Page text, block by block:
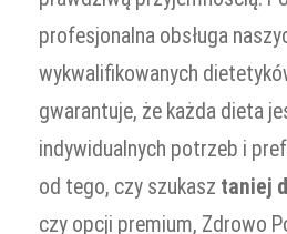
profesjonalna obsługa
wykwalifikowanych
gwarantuje, że każda dieta
indywidualnych potrzeb i
od tego, czy szukasz taniej
czy opcji premium, Zdrowo